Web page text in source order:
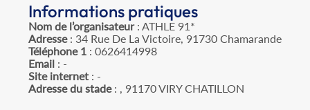
Informations pratiques
Nom de l’organisateur: ATHLE 91*
Adresse: 34 Rue De La Victoire, 91730 Chamarande
Téléphone 1 : 0626414998
Email : -
Site internet : -
Adresse du stade: , 91170 VIRY CHATILLON